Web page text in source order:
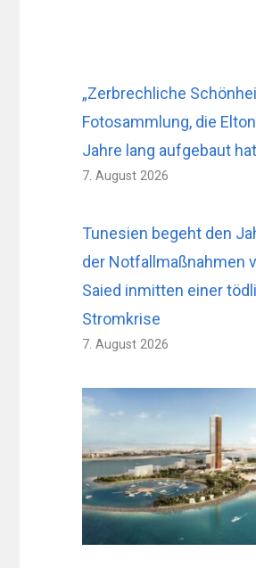
„Zerbrechliche
Fotosammlung, die
Jahre lang aufgebaut hat
7. August 2026
Tunesien begeht den
der Notfallmaßnahmen
Saied inmitten einer
Stromkrise
7. August 2026